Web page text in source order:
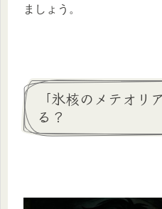
ましょう。
「氷核のメテオリ
る？